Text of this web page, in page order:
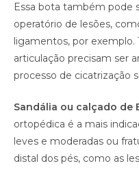
Essa bota também pode
operatório de lesões,
ligamentos, por exemplo.
articulação precisam ser
processo de cicatrização
Sandália ou calçado de
ortopédica é a mais
leves e moderadas ou
distal dos pés, como as